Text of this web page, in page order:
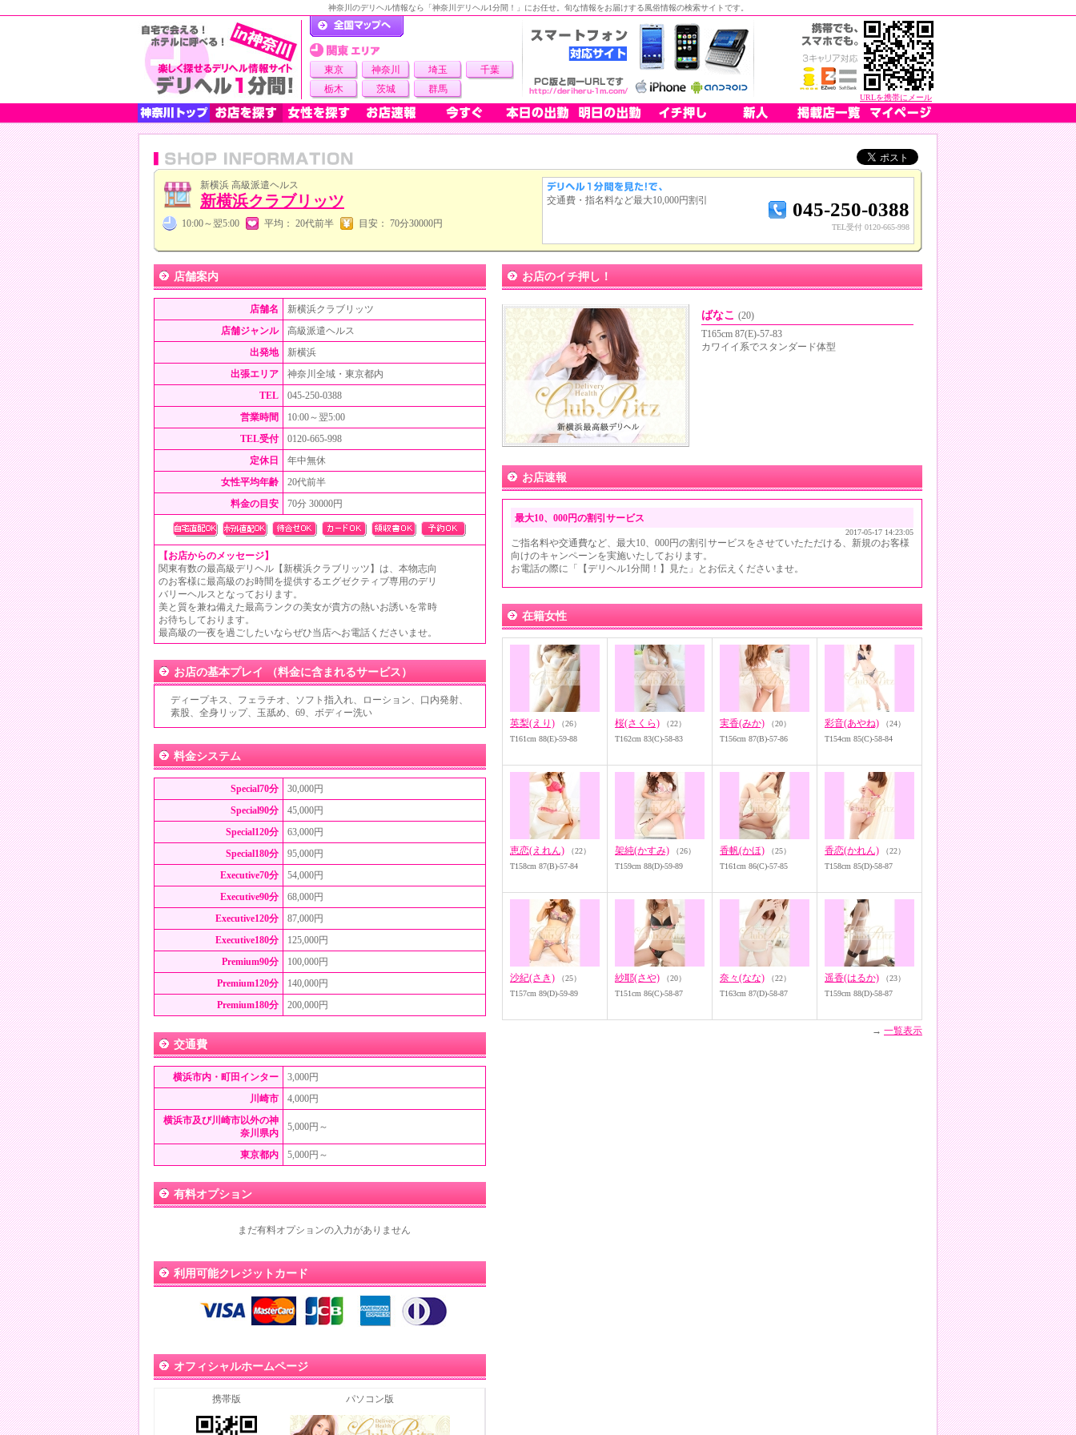
神奈川のデリヘル情報なら「神奈川デリヘル1分間！」にお任せ。旬な情報をお届けする風俗情報の検索サイトです。
東京 神奈川 埼玉
千葉
栃木
茨城 群馬
URLを携帯にメール
新横浜 高級派遣ヘルス
新横浜クラブリッツ
10:00～翌5:00 平均： 20代前半 目安： 70分30000円
交通費・指名料など最大10,000円割引 045-250-0388
TEL受付 0120-665-998
店舗案内
店舗名
新横浜クラブリッツ
店舗ジャンル
高級派遣ヘルス
出発地
新横浜
出張エリア
神奈川全域・東京都内
TEL
045-250-0388
営業時間
10:00～翌5:00
TEL受付
0120-665-998
定休日
年中無休
女性平均年齢
20代前半
料金の目安
70分 30000円
【お店からのメッセージ】
関東有数の最高級デリヘル【新横浜クラブリッツ】は、本物志向
のお客様に最高級のお時間を提供するエグゼクティブ専用のデリ
バリーヘルスとなっております。
美と質を兼ね備えた最高ランクの美女が貴方の熱いお誘いを常時
お待ちしております。
最高級の一夜を過ごしたいならぜひ当店へお電話くださいませ。
お店の基本プレイ （料金に含まれるサービス）
ディープキス、フェラチオ、ソフト指入れ、ローション、口内発射、
素股、全身リップ、玉舐め、69、ボディー洗い
料金システム
Special70分
30,000円
Special90分
45,000円
Special120分
63,000円
Special180分
95,000円
Executive70分
54,000円
Executive90分
68,000円
Executive120分
87,000円
Executive180分
125,000円
Premium90分
100,000円
Premium120分
140,000円
Premium180分
200,000円
交通費
横浜市内・町田インター
3,000円
川崎市
4,000円
横浜市及び川崎市以外の神
奈川県内
5,000円～
東京都内 5,000円～
有料オプション
まだ有料オプションの入力がありません
利用可能クレジットカード
オフィシャルホームページ
携帯版 パソコン版
お店のイチ押し！
ばなこ (20)
T165cm 87(E)-57-83
カワイイ系でスタンダード体型
お店速報
最大10、000円の割引サービス
2017-05-17 14:23:05
ご指名料や交通費など、最大10、000円の割引サービスをさせていたただける、新規のお客様
向けのキャンペーンを実施いたしております。
お電話の際に「【デリヘル1分間！】見た」とお伝えくださいませ。
在籍女性
英梨(えり)
（26）
T161cm 88(E)-59-88
桜(さくら)
（22）
T162cm 83(C)-58-83
実香(みか)
（20）
T156cm 87(B)-57-86
彩音(あやね)
（24）
T154cm 85(C)-58-84
恵恋(えれん)
（22）
T158cm 87(B)-57-84
架純(かすみ)
（26）
T159cm 88(D)-59-89
香帆(かほ)
（25）
T161cm 86(C)-57-85
香恋(かれん)
（22）
T158cm 85(D)-58-87
沙紀(さき)
（25）
T157cm 89(D)-59-89
紗耶(さや)
（20）
T151cm 86(C)-58-87
奈々(なな)
（22）
T163cm 87(D)-58-87
遥香(はるか)
（23）
T159cm 88(D)-58-87
→ 一覧表示